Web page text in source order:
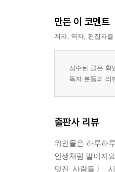
만든 이 코멘트
저자, 역자, 편집자
접수된 글은 확
독자 분들의 리
출판사 리뷰
위인들은 하루하
인생처럼 말이지
멋진 사람들〉